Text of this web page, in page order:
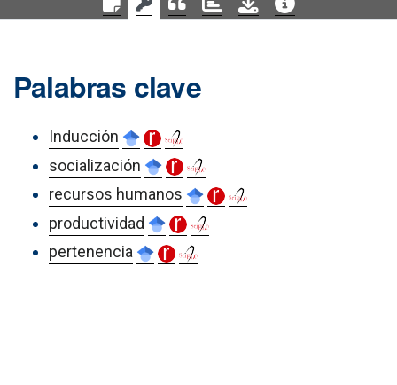
Palabras clave
Inducción
socialización
recursos humanos
productividad
pertenencia